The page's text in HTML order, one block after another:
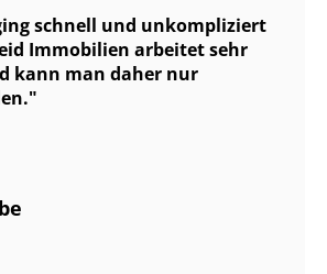
schnell und unkompliziert
Immobilien arbeitet sehr
kann man daher nur